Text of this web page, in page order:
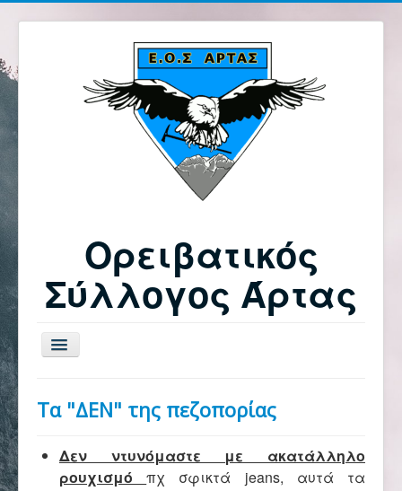
Ορειβατικός
Σύλλογος Άρτας
Εναλλαγή
πλοήγησης
Αρχική
Σύλλογος
Τα "ΔΕΝ" της πεζοπορίας
Δεν ντυνόμαστε με ακατάλληλο
ρουχισμό
πχ σφικτά jeans, αυτά τα